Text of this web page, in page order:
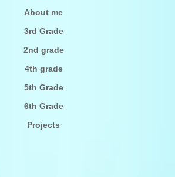
About me
3rd Grade
2nd grade
4th grade
5th Grade
6th Grade
Projects